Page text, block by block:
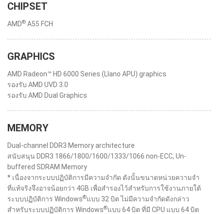
CHIPSET
AMD® A55 FCH
GRAPHICS
AMD Radeon™ HD 6000 Series (Llano APU) graphics
รองรับ AMD UVD 3.0
รองรับ AMD Dual Graphics
MEMORY
Dual-channel DDR3 Memory architecture
สนับสนุน DDR3 1866/1800/1600/1333/1066 non-ECC, Un-
buffered SDRAM Memory
* เนื่องจากระบบปฏิบัติการมีความจำกัด ดังนั้นขนาดหน่วยความจำ
ที่แท้จริงจึงอาจน้อยกว่า 4GB เพื่อสำรองไว้สำหรับการใช้งานภายใต้
ระบบปฏิบัติการ Windows®แบบ 32 บิต ไม่มีความจำกัดดังกล่าว
สำหรับระบบปฏิบัติการ Windows®แบบ 64 บิต ที่มี CPU แบบ 64 บิต